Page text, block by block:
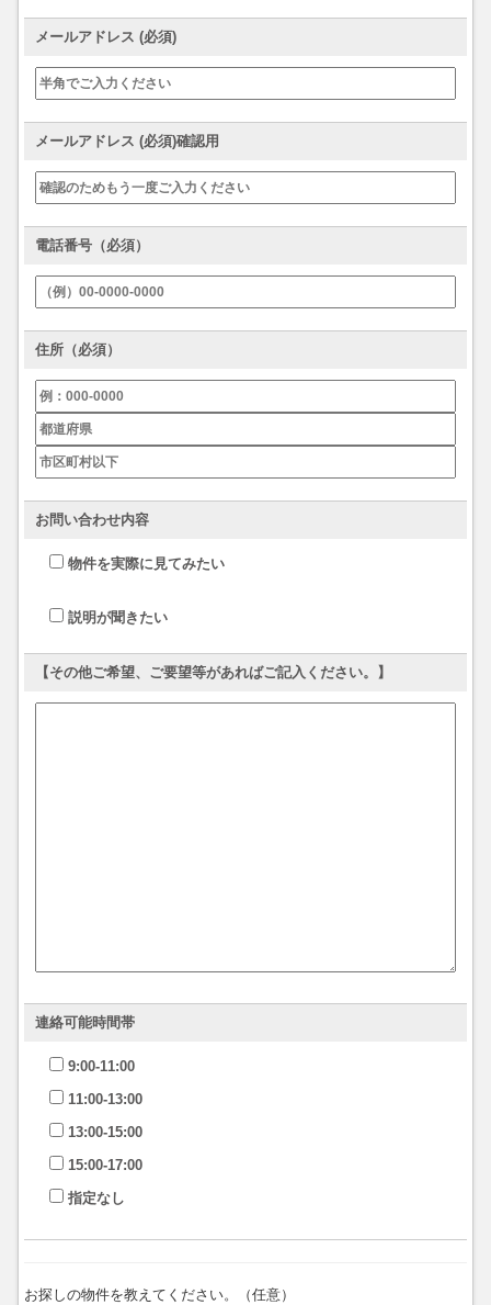
メールアドレス (必須)
メールアドレス (必須)確認用
電話番号（必須）
住所（必須）
お問い合わせ内容
物件を実際に見てみたい
説明が聞きたい
【その他ご希望、ご要望等があればご記入ください。】
連絡可能時間帯
9:00-11:00
11:00-13:00
13:00-15:00
15:00-17:00
指定なし
お探しの物件を教えてください。（任意）